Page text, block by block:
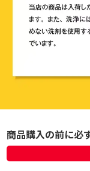
商品購入の前に必